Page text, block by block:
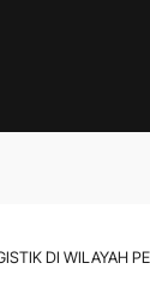
DI WILAYAH